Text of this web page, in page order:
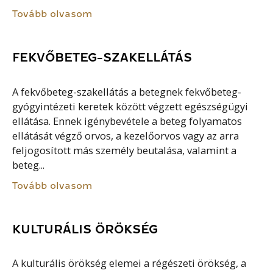
Tovább olvasom
FEKVŐBETEG-SZAKELLÁTÁS
A fekvőbeteg-szakellátás a betegnek fekvőbeteg-
gyógyintézeti keretek között végzett egészségügyi
ellátása. Ennek igénybevétele a beteg folyamatos
ellátását végző orvos, a kezelőorvos vagy az arra
feljogosított más személy beutalása, valamint a
beteg...
Tovább olvasom
KULTURÁLIS ÖRÖKSÉG
A kulturális örökség elemei a régészeti örökség, a